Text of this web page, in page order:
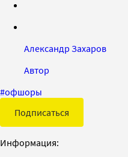
Александр Захаров
Автор
#офшоры
Подписаться
Информация: